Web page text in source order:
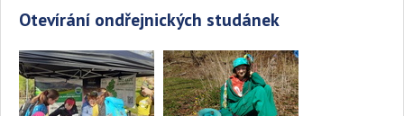
Otevírání ondřejnických studánek